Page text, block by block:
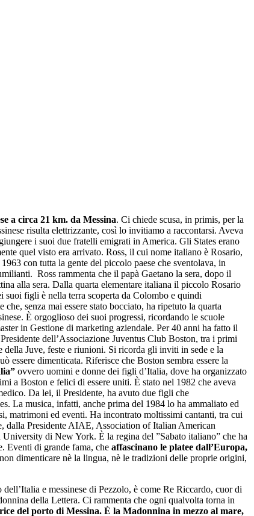
a circa 21 km. da Messina. Ci chiede scusa, in primis, per la
risulta elettrizzante, così lo invitiamo a raccontarsi. Aveva
i suoi due fratelli emigrati in America. Gli States erano
quel visto era arrivato. Ross, il cui nome italiano è Rosario,
con tutta la gente del piccolo paese che sventolava, in
Ross rammenta che il papà Gaetano la sera, dopo il
alla sera. Dalla quarta elementare italiana il piccolo Rosario
suoi figli è nella terra scoperta da Colombo e quindi
senza mai essere stato bocciato, ha ripetuto la quarta
È orgoglioso dei suoi progressi, ricordando le scuole
in Gestione di marketing aziendale. Per 40 anni ha fatto il
dell’Associazione Juventus Club Boston, tra i primi
della Juve, feste e riunioni. Si ricorda gli inviti in sede e la
dimenticata. Riferisce che Boston sembra essere la
ovvero uomini e donne dei figli d’Italia, dove ha organizzato
a Boston e felici di essere uniti. È stato nel 1982 che aveva
Da lei, il Presidente, ha avuto due figli che
La musica, infatti, anche prima del 1984 lo ha ammaliato ed
matrimoni ed eventi. Ha incontrato moltissimi cantanti, tra cui
dalla Presidente AIAE, Association of Italian American
di New York. È la regina del ”Sabato italiano” che ha
Eventi di grande fama, che affascinano le platee dall’Europa,
dimenticare nè la lingua, nè le tradizioni delle proprie origini,
e messinese di Pezzolo, è come Re Riccardo, cuor di
della Lettera. Ci rammenta che ogni qualvolta torna in
del porto di Messina. È la Madonnina in mezzo al mare,